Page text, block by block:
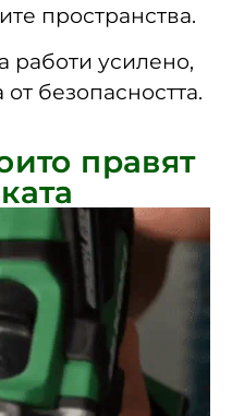
пространства.
работи усилено,
от безопасността.
правят